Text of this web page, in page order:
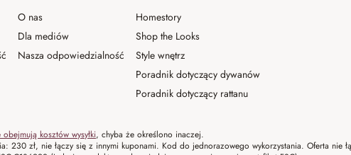
O nas
Dla mediów
Nasza odpowiedzialność
Homestory
Shop the Looks
Style wnętrz
Poradnik dotyczący dywanów
Poradnik dotyczący rattanu
obejmują kosztów wysyłki, chyba że określono inaczej.
230 zł, nie łączy się z innymi kuponami. Kod do jednorazowego wykorzystania. Oferta